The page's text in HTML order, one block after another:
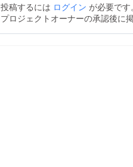
投稿するには ログイン が必要です。
プロジェクトオーナーの承認後に